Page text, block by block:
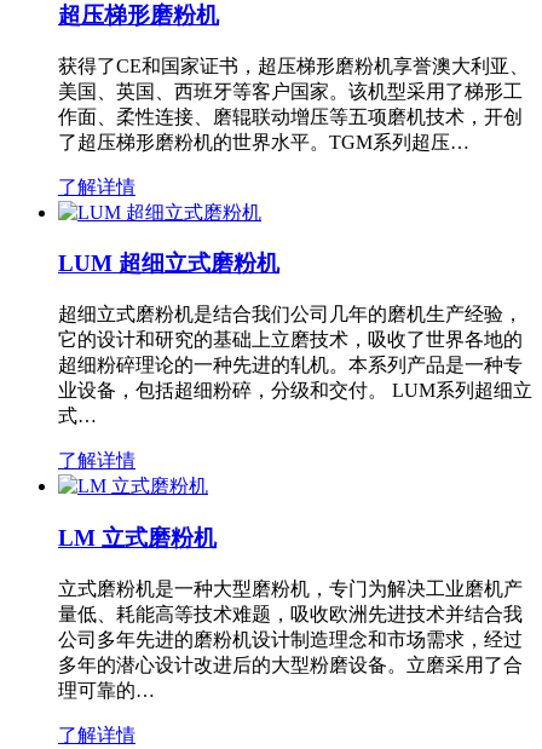
超压梯形磨粉机
获得了CE和国家证书，超压梯形磨粉机享誉澳大利亚、
美国、英国、西班牙等客户国家。该机型采用了梯形工
作面、柔性连接、磨辊联动增压等五项磨机技术，开创
了超压梯形磨粉机的世界水平。TGM系列超压…
了解详情
LUM 超细立式磨粉机
超细立式磨粉机是结合我们公司几年的磨机生产经验，
它的设计和研究的基础上立磨技术，吸收了世界各地的
超细粉碎理论的一种先进的轧机。本系列产品是一种专
业设备，包括超细粉碎，分级和交付。 LUM系列超细立
式…
了解详情
LM 立式磨粉机
立式磨粉机是一种大型磨粉机，专门为解决工业磨机产
量低、耗能高等技术难题，吸收欧洲先进技术并结合我
公司多年先进的磨粉机设计制造理念和市场需求，经过
多年的潜心设计改进后的大型粉磨设备。立磨采用了合
理可靠的…
了解详情